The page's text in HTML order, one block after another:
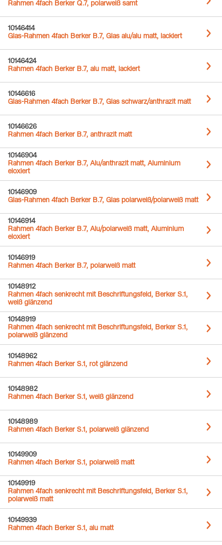
Rahmen 4fach Berker Q.7, polarweiß samt
10146414
Glas-Rahmen 4fach Berker B.7, Glas alu/alu matt, lackiert
10146424
Rahmen 4fach Berker B.7, alu matt, lackiert
10146616
Glas-Rahmen 4fach Berker B.7, Glas schwarz/anthrazit matt
10146626
Rahmen 4fach Berker B.7, anthrazit matt
10146904
Rahmen 4fach Berker B.7, Alu/anthrazit matt, Aluminium
eloxiert
10146909
Glas-Rahmen 4fach Berker B.7, Glas polarweiß/polarweiß matt
10146914
Rahmen 4fach Berker B.7, Alu/polarweiß matt, Aluminium
eloxiert
10146919
Rahmen 4fach Berker B.7, polarweiß matt
10148912
Rahmen 4fach senkrecht mit Beschriftungsfeld, Berker S.1,
weiß glänzend
10148919
Rahmen 4fach senkrecht mit Beschriftungsfeld, Berker S.1,
polarweiß glänzend
10148962
Rahmen 4fach Berker S.1, rot glänzend
10148982
Rahmen 4fach Berker S.1, weiß glänzend
10148989
Rahmen 4fach Berker S.1, polarweiß glänzend
10149909
Rahmen 4fach Berker S.1, polarweiß matt
10149919
Rahmen 4fach senkrecht mit Beschriftungsfeld, Berker S.1,
polarweiß matt
10149939
Rahmen 4fach Berker S.1, alu matt